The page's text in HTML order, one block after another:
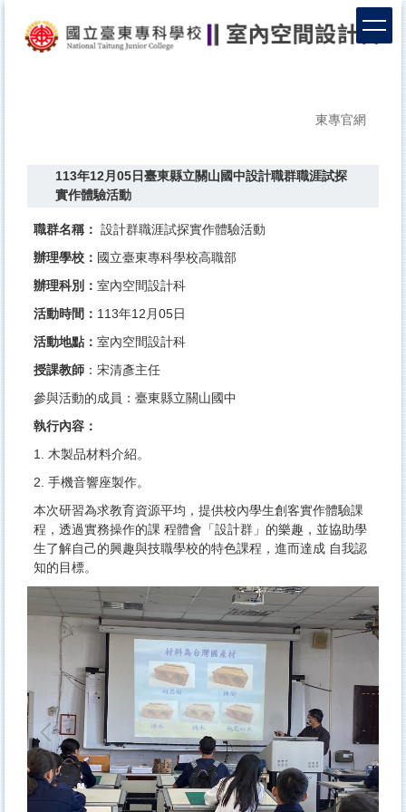
東專官網
113年12月05日臺東縣立關山國中設計職群職涯試探
實作體驗活動
職群名稱： 設計群職涯試探實作體驗活動
辦理學校： 國立臺東專科學校高職部
辦理科別： 室內空間設計科
活動時間： 113年12月05日
活動地點： 室內空間設計科
授課教師 ：宋清彥主任
參與活動的成員：臺東縣立關山國中
執行內容：
1. 木製品材料介紹。
2. 手機音響座製作。
本次研習為求教育資源平均，提供校內學生創客實作體驗課
程，透過實務操作的課 程體會「設計群」的樂趣，並協助學
生了解自己的興趣與技職學校的特色課程，進而達成 自我認
知的目標。